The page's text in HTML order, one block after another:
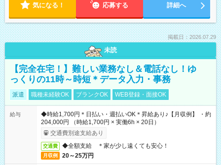
気になる！ 応募する 詳細へ
掲載日：2026.07.29
未読
【完全在宅！】難しい業務なし＆電話なし！ゆ
っくりの11時～時短＊データ入力・事務
派遣 職種未経験OK ブランクOK WEB登録・面接OK
給与
◆時給1,700円＊日払い・週払いOK＊昇給あり♪【月収例】 ・約
204,000円 （時給1,700円 × 実働6h × 20日）
交通費別途支給あり
交通費 ◆全額支給 ＊家が少し遠くても安心！
月収例 20～25万円